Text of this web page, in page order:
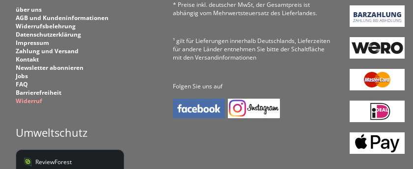
über uns
AGB und Kundeninformationen
Widerrufsbelehrung
Datenschutzerklärung
Impressum
Zahlung und Versand
Kontakt
Newsletter abonnieren
Jobs
FAQ
Barrierefreiheit
Widerruf
Umweltschutz
ReviewForest
* Preise inkl. deutscher MwSt, der Gesamtpreis ist
abhängig vom Mehrwertsteuersatz des Lieferlandes.
¹ gilt für Lieferungen innerhalb Deutschlands, Lieferzeiten
für andere Länder entnehmen Sie bitte der Schaltfläche
mit den Versandinformationen
Folgen Sie uns auf